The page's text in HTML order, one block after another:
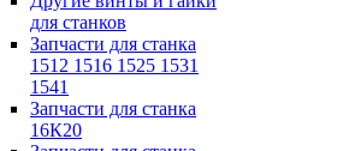
для станков
Запчасти для станка
1512 1516 1525 1531
1541
Запчасти для станка
16К20